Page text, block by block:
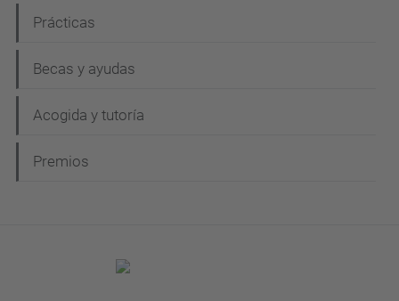
Prácticas
Becas y ayudas
Acogida y tutoría
Premios